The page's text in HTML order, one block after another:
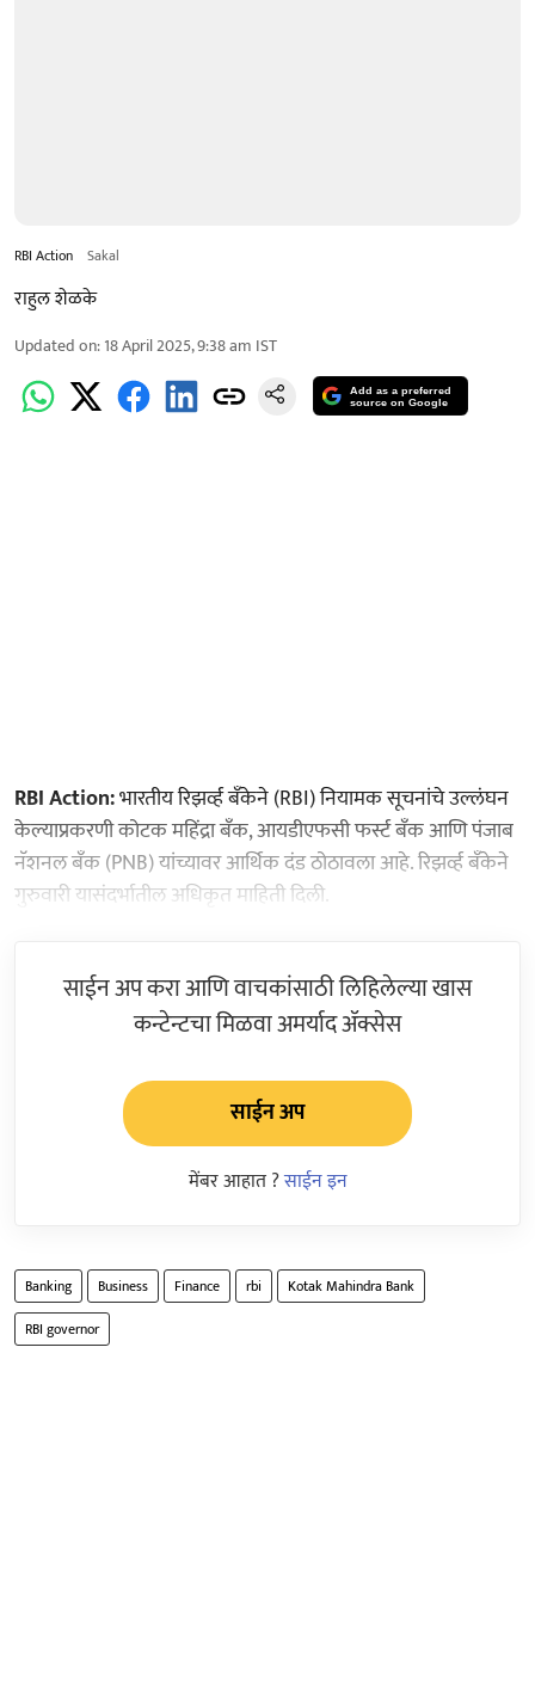
RBI Action Sakal
राहुल शेळके
Updated on:18 April 2025, 9:38 am IST
Add as a preferred
source on Google
RBI Action:भारतीय रिझर्व्ह बँकेने (RBI) नियामक सूचनांचे उल्लंघन
केल्याप्रकरणी कोटक महिंद्रा बँक, आयडीएफसी फर्स्ट बँक आणि पंजाब
नॅशनल बँक (PNB) यांच्यावर आर्थिक दंड ठोठावला आहे. रिझर्व्ह बँकेने
गुरुवारी यासंदर्भातील अधिकृत माहिती दिली.
साईन अप करा आणि वाचकांसाठी लिहिलेल्या खास
कन्टेन्टचा मिळवा अमर्याद ॲक्सेस
साईन अप
मेंबर आहात ?साईन इन
Banking Business Finance rbi
Kotak Mahindra Bank
RBI governor